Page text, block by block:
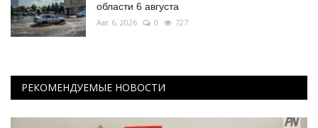
области 6 августа
Авг 6, 2026 0 727
РЕКОМЕНДУЕМЫЕ НОВОСТИ